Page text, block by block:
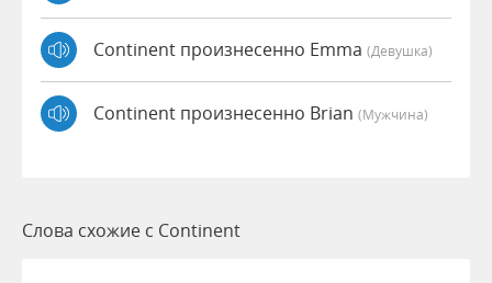
Continent произнесенно Emma (девушка)
Continent произнесенно Brian (мужчина)
Слова схожие с Continent